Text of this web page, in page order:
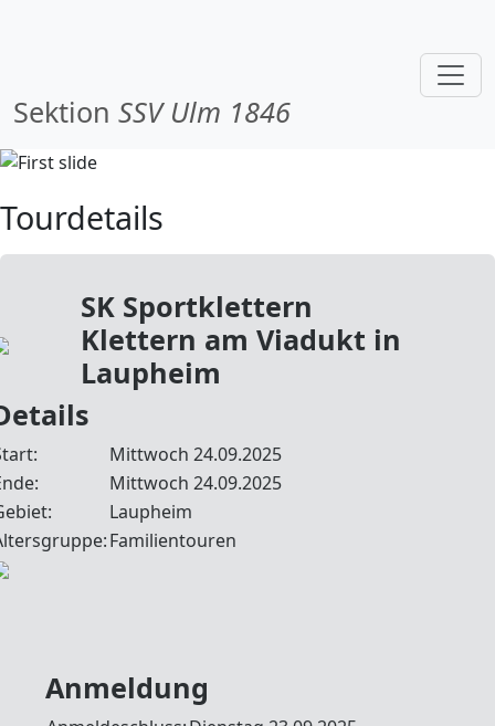
Sektion SSV Ulm 1846
Tourdetails
SK Sportklettern
Klettern am Viadukt in
Laupheim
Mittwoch 24.09.2025
Mittwoch 24.09.2025
Laupheim
Familientouren
Anmeldung